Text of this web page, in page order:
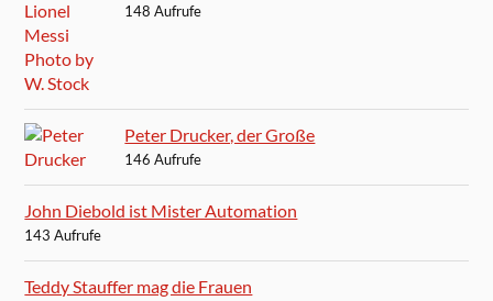
148 Aufrufe
Peter Drucker, der Große
146 Aufrufe
John Diebold ist Mister Automation
143 Aufrufe
Teddy Stauffer mag die Frauen